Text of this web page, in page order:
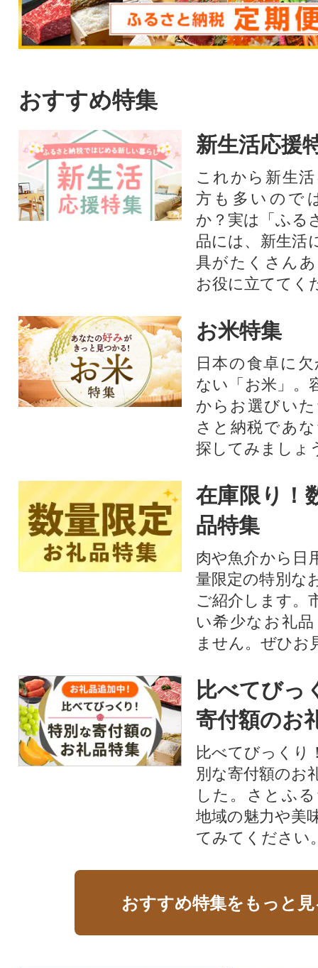
おすすめ特集
新生活応援
これから新生
方も多いので
か？実は「ふる
品には、新生活
具がたくさん
お役に立ててく
お米特集
日本の食卓に
ない「お米」。
からお選びい
さと納税であ
探してみましょ
在庫限り！
品特集
肉や魚介から日
量限定の特別な
ご紹介します。
い希少なお礼
ません。ぜひお
比べてびっ
寄付額のお
比べてびっくり
別な寄付額のお
した。さとふ
地域の魅力や美
てみてください
おすすめ特集をもっと